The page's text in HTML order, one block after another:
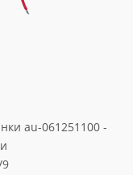
au-061251100 -